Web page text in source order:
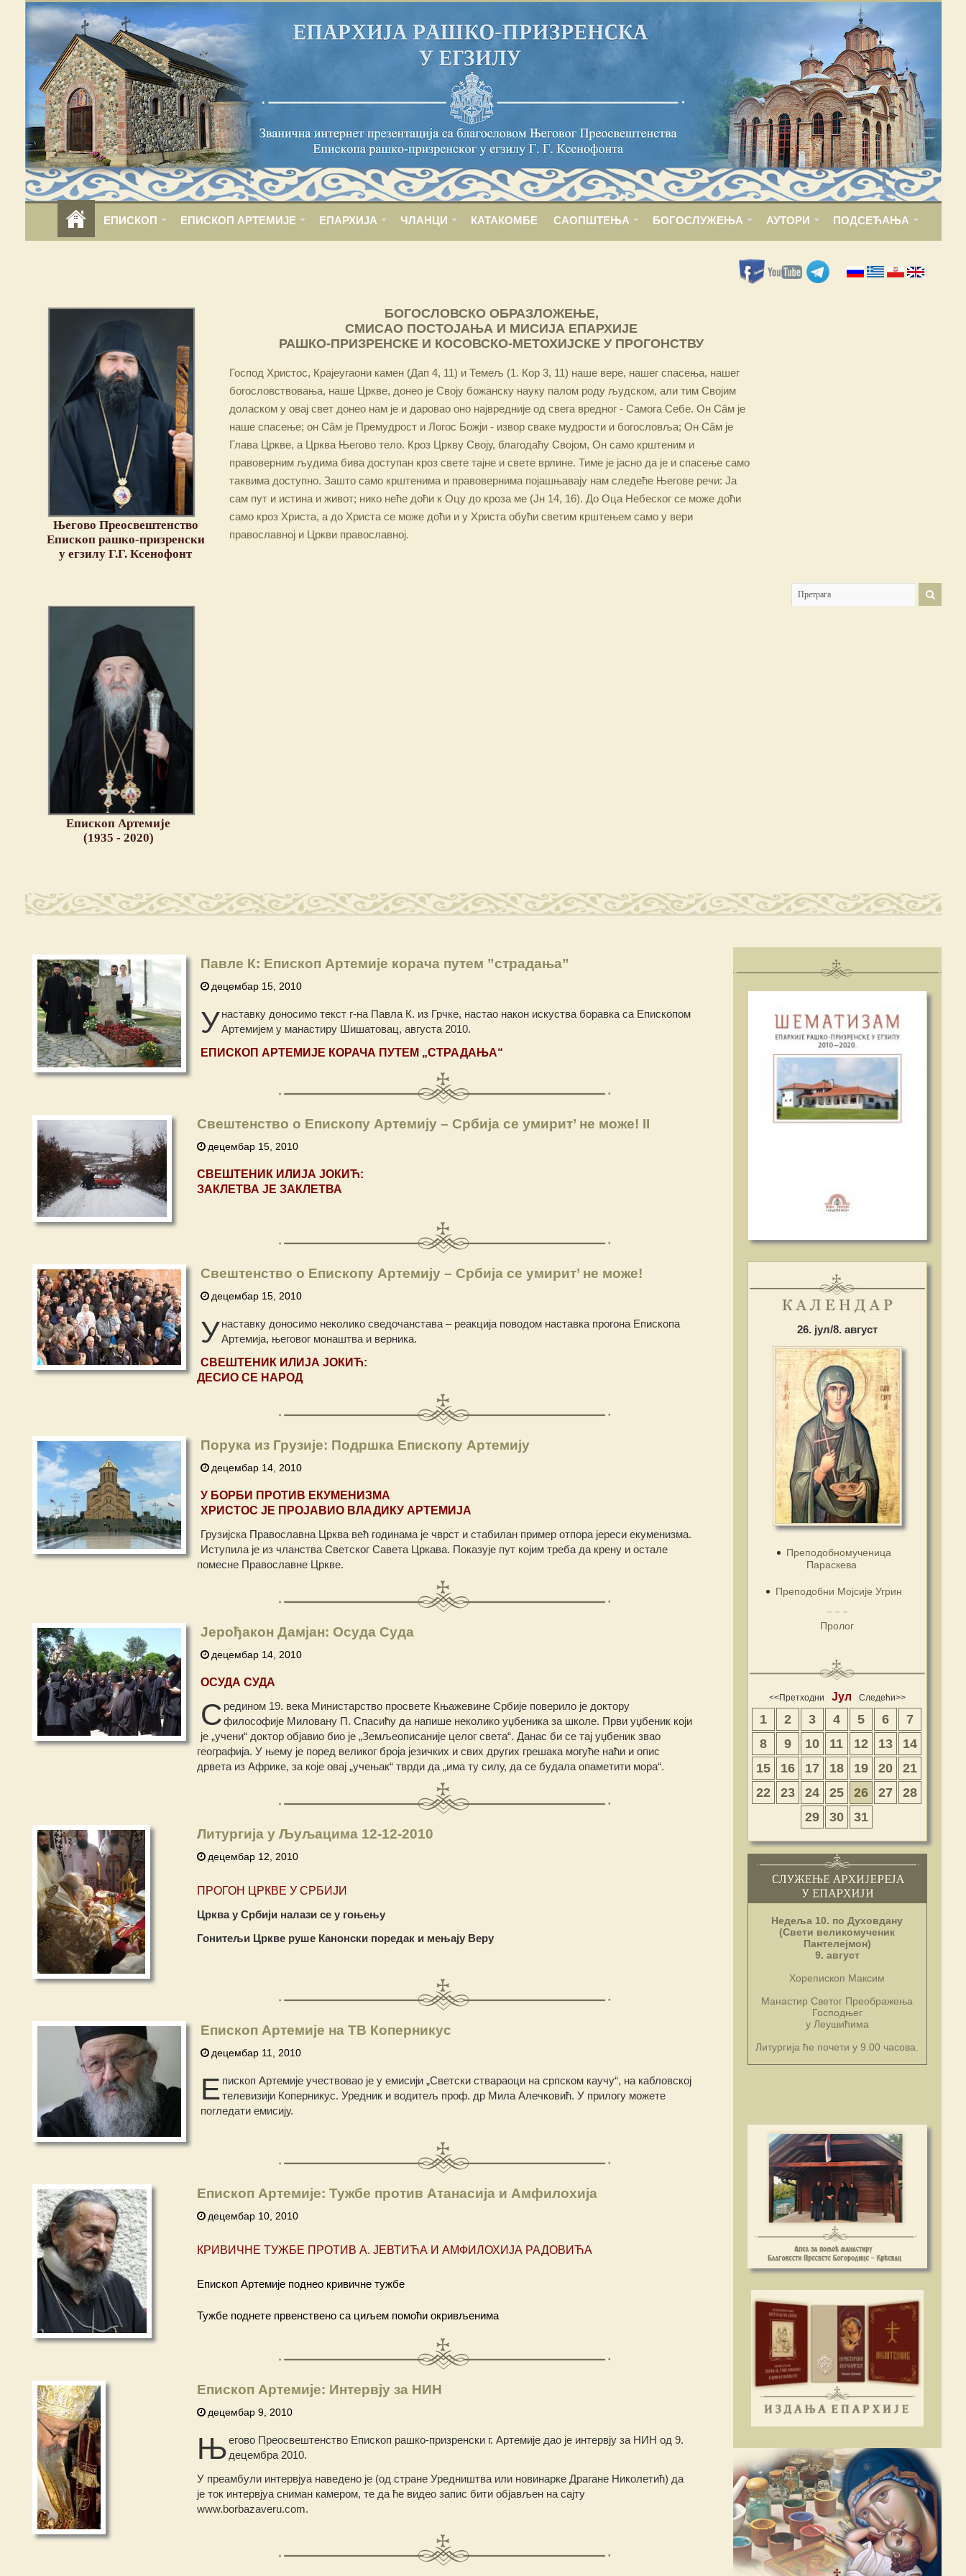
ЕПИСКОП ЕПИСКОП АРТЕМИЈЕ ЕПАРХИЈА ЧЛАНЦИ КАТАКОМБЕ САОПШТЕЊА БОГОСЛУЖЕЊА АУТОРИ ПОДСЕЋАЊА
Његово Преосвештенство
Епископ рашко-призренски
у егзилу Г.Г. Ксенофонт
БОГОСЛОВСКО ОБРАЗЛОЖЕЊЕ,
СМИСАО ПОСТОЈАЊА И МИСИЈА ЕПАРХИЈЕ
РАШКО-ПРИЗРЕНСКЕ И КОСОВСКО-МЕТОХИЈСКЕ У ПРОГОНСТВУ
Господ Христос, Крајеугаони камен (Дап 4, 11) и Темељ (1. Кор 3, 11) наше вере, нашег спасења, нашег
богословствовања, наше Цркве, донео је Своју божанску науку палом роду људском, али тим Својим
доласком у овај свет донео нам је и даровао оно највредније од свега вредног - Самога Себе. Он Сâм је
наше спасење; он Сâм је Премудрост и Логос Божји - извор сваке мудрости и богословља; Он Сâм је
Глава Цркве, а Црква Његово тело. Кроз Цркву Своју, благодаћу Својом, Он само крштеним и
правоверним људима бива доступан кроз свете тајне и свете врлине. Тиме је јасно да је и спасење само
таквима доступно. Зашто само крштенима и правовернима појашњавају нам следеће Његове речи: Ја
сам пут и истина и живот; нико неће доћи к Оцу до кроза ме (Јн 14, 16). До Оца Небеског се може доћи
само кроз Христа, а до Христа се може доћи и у Христа обући светим крштењем само у вери
православној и Цркви православној.
Епископ Артемије
(1935 - 2020)
Павле К: Епископ Артемије корача путем ”страдања”
децембар 15, 2010
У наставку доносимо текст г-на Павла К. из Грчке, настао након искуства боравка са Епископом
Артемијем у манастиру Шишатовац, августа 2010.
ЕПИСКОП АРТЕМИЈЕ КОРАЧА ПУТЕМ „СТРАДАЊА“
Свештенство о Епископу Артемију – Србија се умирит’ не може! II
децембар 15, 2010
СВЕШТЕНИК ИЛИЈА ЈОКИЋ:
ЗАКЛЕТВА ЈЕ ЗАКЛЕТВА
Свештенство о Епископу Артемију – Србија се умирит’ не може!
децембар 15, 2010
У наставку доносимо неколико сведочанстава – реакција поводом наставка прогона Епископа
Артемија, његовог монаштва и верника.
СВЕШТЕНИК ИЛИЈА ЈОКИЋ:
ДЕСИО СЕ НАРОД
Порука из Грузије: Подршка Епископу Артемију
децембар 14, 2010
У БОРБИ ПРОТИВ ЕКУМЕНИЗМА
ХРИСТОС ЈЕ ПРОЈАВИО ВЛАДИКУ АРТЕМИЈА
Грузијска Православна Црква већ годинама је чврст и стабилан пример отпора јереси екуменизма.
Иступила је из чланства Светског Савета Цркава. Показује пут којим треба да крену и остале
помесне Православне Цркве.
Јерођакон Дамјан: Осуда Суда
децембар 14, 2010
ОСУДА СУДА
С редином 19. века Министарство просвете Књажевине Србије поверило је доктору
философије Миловану П. Спасићу да напише неколико уџбеника за школе. Први уџбеник који
је „учени“ доктор објавио био је „Земљеописаније целог света“. Данас би се тај уџбеник звао
географија. У њему је поред великог броја језичких и свих других грешака могуће наћи и опис
дрвета из Африке, за које овај „учењак“ тврди да „има ту силу, да се будала опаметити мора“.
Литургија у Љуљацима 12-12-2010
децембар 12, 2010
ПРОГОН ЦРКВЕ У СРБИЈИ
Црква у Србији налази се у гоњењу
Гонитељи Цркве руше Канонски поредак и мењају Веру
Епископ Артемије на ТВ Коперникус
децембар 11, 2010
Е пископ Артемије учествовао је у емисији „Светски ствараоци на српском каучу“, на кабловској
телевизији Коперникус. Уредник и водитељ проф. др Мила Алечковић. У прилогу можете
погледати емисију.
Епископ Артемије: Тужбе против Атанасија и Амфилохија
децембар 10, 2010
КРИВИЧНЕ ТУЖБЕ ПРОТИВ А. ЈЕВТИЋА И АМФИЛОХИЈА РАДОВИЋА
Епископ Артемије поднео кривичне тужбе
Тужбе поднете првенствено са циљем помоћи окривљенима
Епископ Артемије: Интервју за НИН
децембар 9, 2010
Његово Преосвештенство Епископ рашко-призренски г. Артемије дао је интервју за НИН од 9.
децембра 2010.
У преамбули интервјуа наведено је (од стране Уредништва или новинарке Драгане Николетић) да
је ток интервјуа сниман камером, те да ће видео запис бити објављен на сајту
www.borbazaveru.com.
26. јул/8. август
Преподобномученица
Параскева
Преподобни Мојсије Угрин
Пролог
<<Претходни Јул Следећи>>
1 2 3 4 5 6
7
8
9 10 11 12 13
14
15
16 17 18 19 20
21
22
23 24 25 26 27
28
29
30 31
Недеља 10. по Духовдану
(Свети великомученик
Пантелејмон)
9. август
Хорепископ Максим
Манастир Светог Преображења
Господњег
у Леушићима
Литургија ће почети у 9.00 часова.